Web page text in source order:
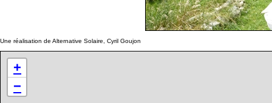
Une réalisation de Alternative Solaire, Cyril Goujon
+
−